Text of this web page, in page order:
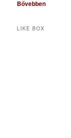
Bővebben
LIKE BOX